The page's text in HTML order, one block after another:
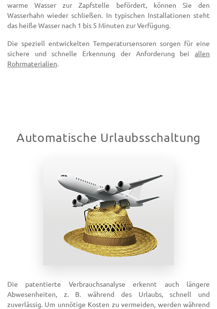
warme Wasser zur Zapfstelle befördert, können Sie den
Wasserhahn wieder schließen. In typischen Installationen steht
das heiße Wasser nach 1 bis 5 Minuten zur Verfügung.
Die speziell entwickelten Temperatursensoren sorgen für eine
sichere und schnelle Erkennung der Anforderung bei allen
Rohrmaterialien.
Automatische Urlaubsschaltung
Die patentierte Verbrauchsanalyse erkennt auch längere
Abwesenheiten, z. B. während des Urlaubs, schnell und
zuverlässig. Um unnötige Kosten zu vermeiden, werden während